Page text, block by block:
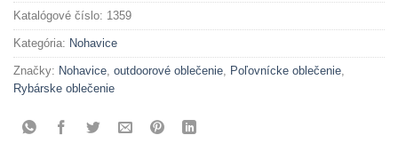
Katalógové číslo: 1359
Kategória: Nohavice
Značky: Nohavice, outdoorové oblečenie, Poľovnícke oblečenie,
Rybárske oblečenie